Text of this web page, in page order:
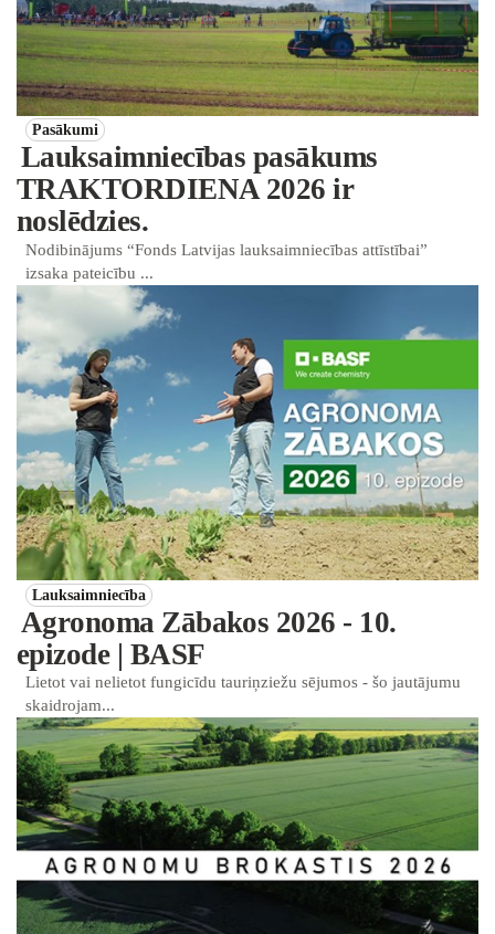
Pasākumi
Lauksaimniecības pasākums
TRAKTORDIENA 2026 ir
noslēdzies.
Nodibinājums “Fonds Latvijas lauksaimniecības attīstībai”
izsaka pateicību ...
Lauksaimniecība
Agronoma Zābakos 2026 - 10.
epizode | BASF
Lietot vai nelietot fungicīdu tauriņziežu sējumos - šo jautājumu
skaidrojam...